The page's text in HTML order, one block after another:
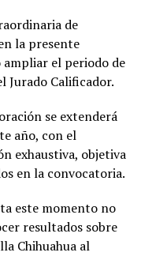
de
la presente
el periodo de
Jurado Calificador.
se extenderá
año, con el
exhaustiva, objetiva
en la convocatoria.
este momento no
resultados sobre
Chihuahua al